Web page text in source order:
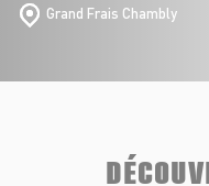
Grand Frais Chambly